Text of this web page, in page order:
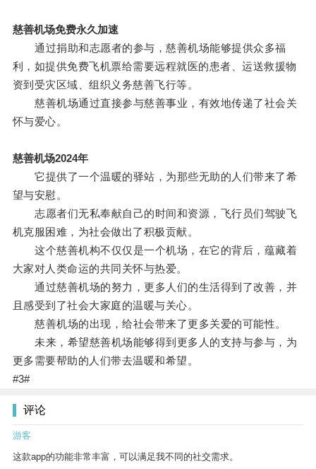
慈善机场免费永久加速
通过捐助和志愿者的参与，慈善机场能够提供众多福
利，如提供免费飞机票给需要远程就医的患者、运送救援物
资到受灾区域、组织义务慈善飞行等。
慈善机场通过直接参与慈善事业，有效地传递了社会关
怀与爱心。
慈善机场2024年
它提供了一个温暖的驿站，为那些无助的人们带来了希
望与安慰。
志愿者们无私奉献自己的时间和资源，飞行员们驾驶飞
机克服困难，为社会做出了积极贡献。
这个慈善机构不仅仅是一个机场，在它的背后，蕴藏着
大家对人类命运的共同关怀与热爱。
通过慈善机场的努力，更多人们的生活得到了改善，并
且感受到了社会大家庭的温暖与关心。
慈善机场的出现，给社会带来了更多关爱的可能性。
未来，希望慈善机场能够得到更多人的支持与参与，为
更多需要帮助的人们带去温暖和希望。
#3#
评论
游客
这款app的功能非常丰富，可以满足我不同的社交需求。